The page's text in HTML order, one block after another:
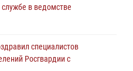
службе в ведомстве
специалистов
Росгвардии с